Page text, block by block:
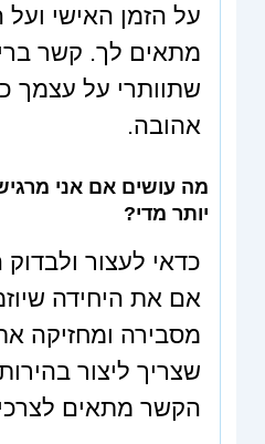
על הזמן האישי
מתאים לך. קשר
שתוותרי על עצמך
אהובה.
מה עושים אם אני
יותר מדי?
כדאי לעצור
אם את היחידה
מסבירה ומחזיקה
שצריך ליצור
הקשר מתאים